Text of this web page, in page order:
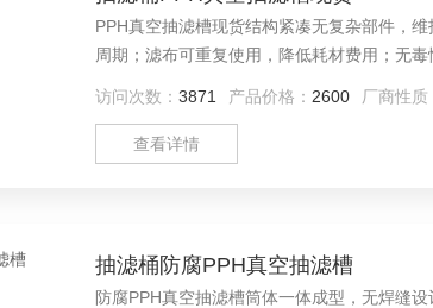
PPH真空抽滤槽现货结构紧凑无复杂部件，
周期；滤布可重复使用，降低耗材费用；无
访问次数： 3871 产品价格： 2600 厂商性质
查看详情
抽滤桶防腐PPH真空抽滤槽
防腐PPH真空抽滤槽筒体一体成型，无焊缝